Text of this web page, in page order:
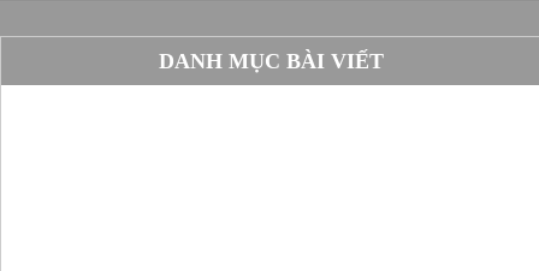
DANH MỤC BÀI VIẾT